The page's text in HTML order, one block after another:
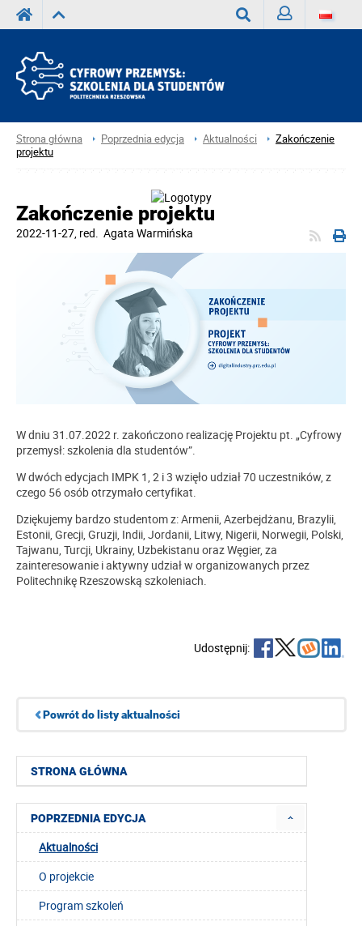
Strona główna Poprzednia edycja Aktualności
Zakończenie
projektu
STRONA GŁÓWNA
POPRZEDNIA EDYCJA
Aktualności
O projekcie
Program szkoleń
Zakończenie projektu
2022-11-27, red. Agata Warmińska
W dniu 31.07.2022 r. zakończono realizację Projektu pt. „Cyfrowy
przemysł: szkolenia dla studentów”.
W dwóch edycjach IMPK 1, 2 i 3 wzięło udział 70 uczestników, z
czego 56 osób otrzymało certyfikat.
Dziękujemy bardzo studentom z: Armenii, Azerbejdżanu, Brazylii,
Estonii, Grecji, Gruzji, Indii, Jordanii, Litwy, Nigerii, Norwegii, Polski,
Tajwanu, Turcji, Ukrainy, Uzbekistanu oraz Węgier, za
zainteresowanie i aktywny udział w organizowanych przez
Politechnikę Rzeszowską szkoleniach.
Udostępnij:
Powrót do listy aktualności